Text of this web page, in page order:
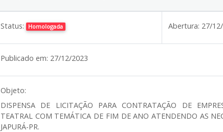
Status: Homologada Abertura: 27/
Publicado em: 27/12/2023
Objeto:
DISPENSA DE LICITAÇÃO PARA CONTRATAÇÃO DE
TEATRAL COM TEMÁTICA DE FIM DE ANO ATENDENDO AS
JAPURÁ-PR.